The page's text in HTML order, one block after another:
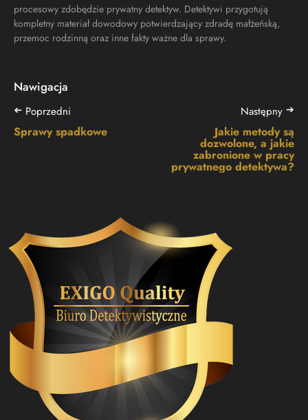
procesowy zdobędzie prywatny detektyw. Detektywi przygotują
kompletny materiał dowodowy potwierdzający zdradę małżeńską,
przemoc rodzinną oraz inne fakty ważne dla sprawy.
Nawigacja
➔ Poprzedni
Sprawy spadkowe
Następny ➔
Jakie metody są
dozwolone, a jakie
zabronione w pracy
prywatnego detektywa?